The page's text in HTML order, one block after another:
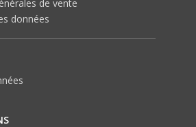
de vente
données